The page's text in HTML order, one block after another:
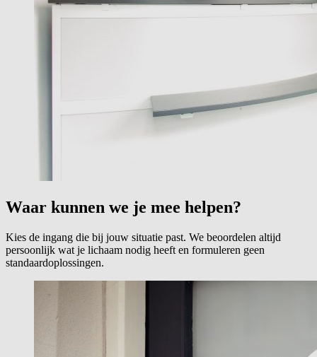
Waar kunnen we je mee helpen?
Kies de ingang die bij jouw situatie past. We beoordelen altijd
persoonlijk wat je lichaam nodig heeft en formuleren geen
standaardoplossingen.